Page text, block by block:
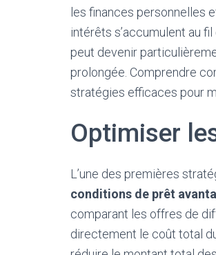
les finances personnelles
intérêts s’accumulent au
peut devenir
prolongée. Comprendre
stratégies efficaces pour
Optimiser
L’une des premières
conditions de prêt
comparant les offres de
directement le coût total